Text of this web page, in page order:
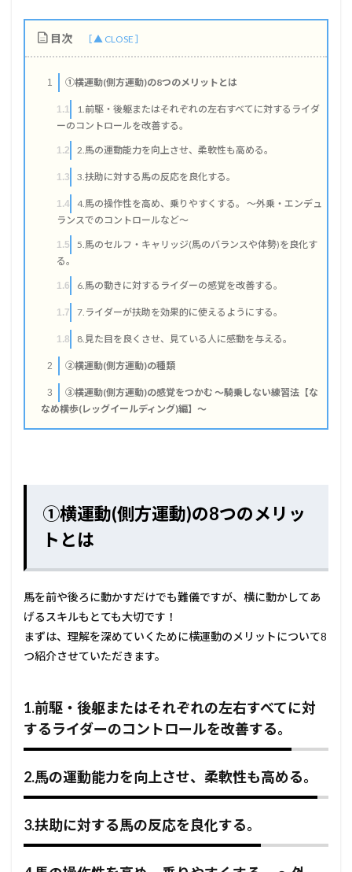
目次
1 ①横運動(側方運動)の8つのメリットとは
1.1
1.前駆・後躯またはそれぞれの左右すべてに対するライダ
ーのコントロールを改善する。
1.2 2.馬の運動能力を向上させ、柔軟性も高める。
1.3 3.扶助に対する馬の反応を良化する。
1.4
4.馬の操作性を高め、乗りやすくする。 ～外乗・エンデュ
ランスでのコントロールなど～
1.5
5.馬のセルフ・キャリッジ(馬のバランスや体勢)を良化す
る。
1.6 6.馬の動きに対するライダーの感覚を改善する。
1.7 7.ライダーが扶助を効果的に使えるようにする。
1.8 8.見た目を良くさせ、見ている人に感動を与える。
2 ②横運動(側方運動)の種類
3
③横運動(側方運動)の感覚をつかむ ～騎乗しない練習法【な
なめ横歩(レッグイールディング)編】～
①横運動(側方運動)の8つのメリッ
トとは
馬を前や後ろに動かすだけでも難儀ですが、横に動かしてあ
げるスキルもとても大切です！
まずは、理解を深めていくために横運動のメリットについて8
つ紹介させていただきます。
1.前駆・後躯またはそれぞれの左右すべてに対
するライダーのコントロールを改善する。
2.馬の運動能力を向上させ、柔軟性も高める。
3.扶助に対する馬の反応を良化する。